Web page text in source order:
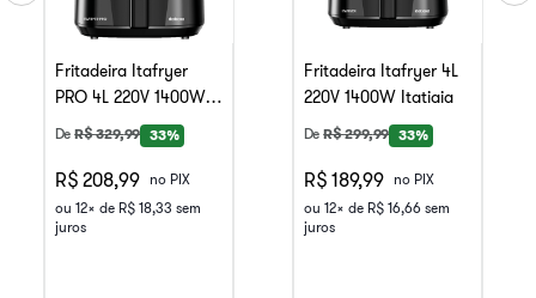
Fritadeira Itafryer
PRO 4L 220V 1400W
Itatiaia
DeR$329,99 33%
R$ 208,99
no PIX
ou 12x de R$ 18,33 sem
juros
Fritadeira Itafryer 4L
220V 1400W Itatiaia
DeR$299,99 33%
R$ 189,99
no PIX
ou 12x de R$ 16,66 sem
juros